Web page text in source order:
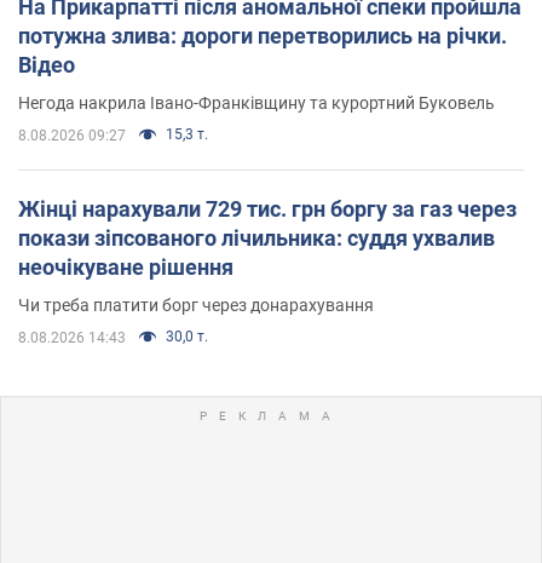
На Прикарпатті після аномальної спеки пройшла
потужна злива: дороги перетворились на річки.
Відео
Негода накрила Івано-Франківщину та курортний Буковель
8.08.2026 09:27 15,3 т.
Жінці нарахували 729 тис. грн боргу за газ через
покази зіпсованого лічильника: суддя ухвалив
неочікуване рішення
Чи треба платити борг через донарахування
8.08.2026 14:43 30,0 т.